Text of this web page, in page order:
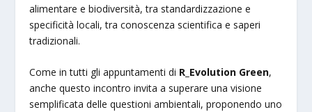
alimentare e biodiversità, tra standardizzazione e
specificità locali, tra conoscenza scientifica e saperi
tradizionali.
Come in tutti gli appuntamenti di R_Evolution Green,
anche questo incontro invita a superare una visione
semplificata delle questioni ambientali, proponendo uno